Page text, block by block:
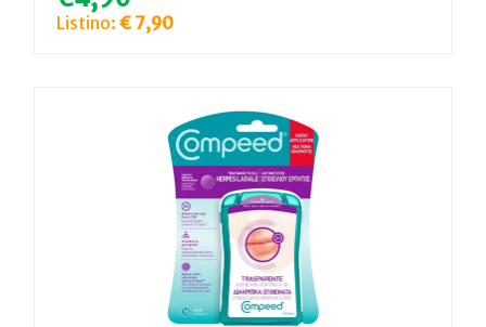
Listino: € 7,90